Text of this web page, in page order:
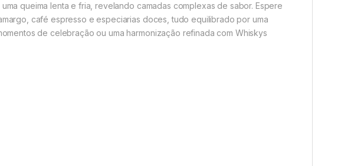
queima lenta e fria, revelando camadas complexas de sabor. Espere
café espresso e especiarias doces, tudo equilibrado por uma
de celebração ou uma harmonização refinada com Whiskys